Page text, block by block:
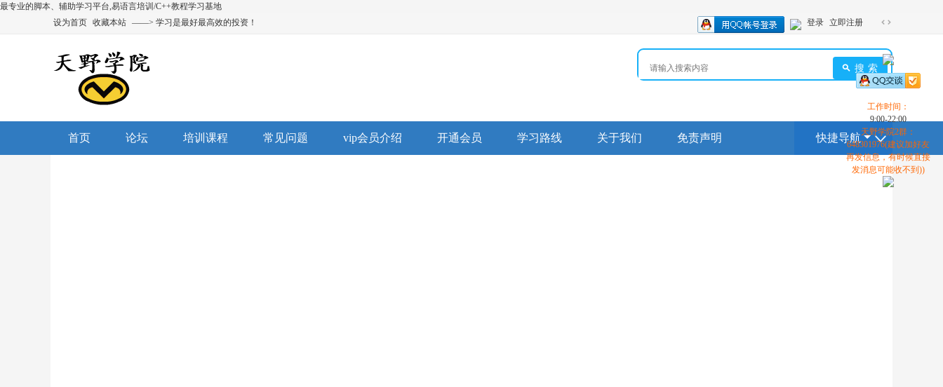
最专业的脚本、辅助学习平台,易语言培训/C++教程学习基地
设为首页 收藏本站 ——> 学习是最好最高效的投资！
换
到
宽
版
登录 立即注册
搜索
首页 论坛 培训课程 常见问题 vip会员介绍 开通会员 学习路线 关于我们 免责声明 快捷导航
工作时间：
9:00-22:00
天野学院2群：
648301976(建议加好友
再发信息，有时候直接
发消息可能收不到))